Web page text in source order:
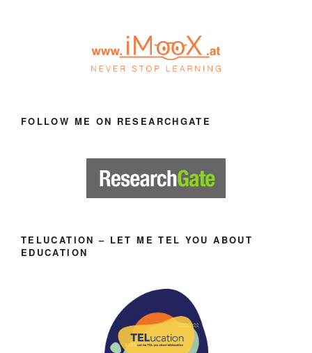
FOLLOW ME ON RESEARCHGATE
TELUCATION – LET ME TEL YOU ABOUT
EDUCATION